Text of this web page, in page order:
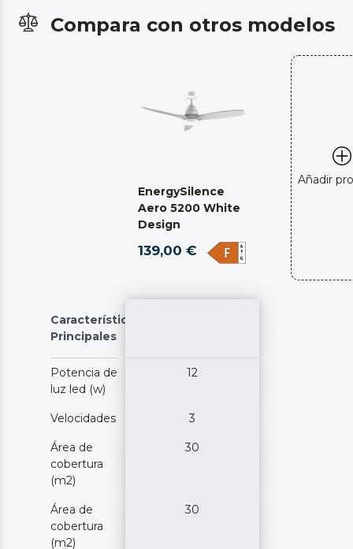
Compara con otros modelos
EnergySilence
Aero 5200 White
Design
139,00 €
Añadir
Características
Principales
Potencia de
luz led (w)
12
Velocidades 3
Área de
cobertura
(m2)
30
Área de
cobertura
(m2)
30